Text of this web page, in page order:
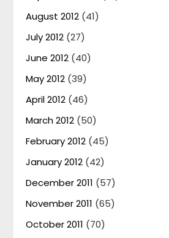
August 2012 (41)
July 2012 (27)
June 2012 (40)
May 2012 (39)
April 2012 (46)
March 2012 (50)
February 2012 (45)
January 2012 (42)
December 2011 (57)
November 2011 (65)
October 2011 (70)